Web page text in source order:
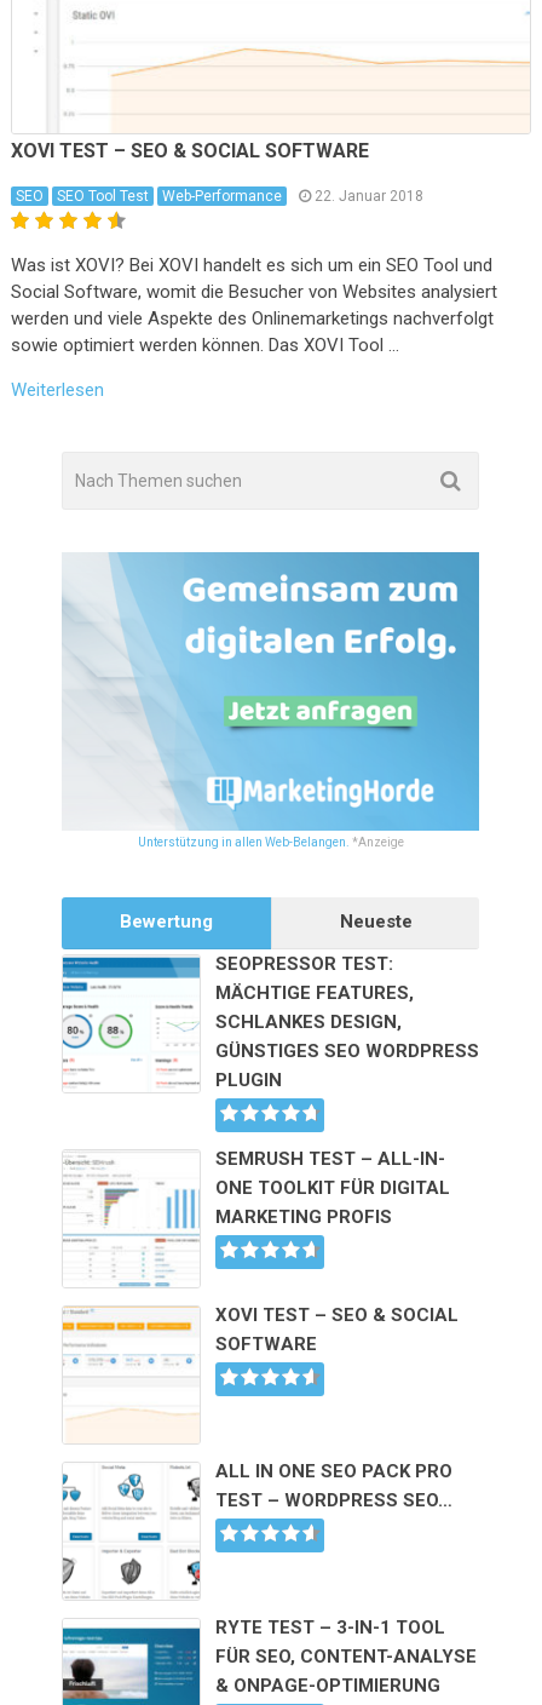
XOVI TEST – SEO & SOCIAL SOFTWARE
SEO SEO Tool Test Web-Performance 22. Januar 2018
Was ist XOVI? Bei XOVI handelt es sich um ein SEO Tool und
Social Software, womit die Besucher von Websites analysiert
werden und viele Aspekte des Onlinemarketings nachverfolgt
sowie optimiert werden können. Das XOVI Tool …
Weiterlesen
Unterstützung in allen Web-Belangen. *Anzeige
Bewertung
Neueste
SEOPRESSOR TEST:
MÄCHTIGE FEATURES,
SCHLANKES DESIGN,
GÜNSTIGES SEO WORDPRESS
PLUGIN
SEMRUSH TEST – ALL-IN-
ONE TOOLKIT FÜR DIGITAL
MARKETING PROFIS
XOVI TEST – SEO & SOCIAL
SOFTWARE
ALL IN ONE SEO PACK PRO
TEST – WORDPRESS SEO…
RYTE TEST – 3-IN-1 TOOL
FÜR SEO, CONTENT-ANALYSE
& ONPAGE-OPTIMIERUNG